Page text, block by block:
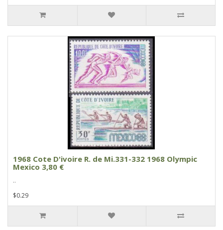
1968 Cote D'ivoire R. de Mi.331-332 1968 Olympic
Mexico 3,80 €
..
$0.29